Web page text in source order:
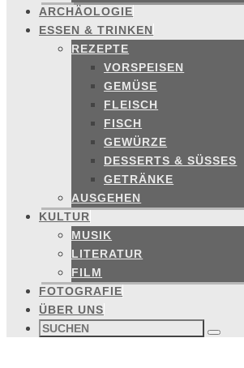
ARCHÄOLOGIE
ESSEN & TRINKEN
REZEPTE
VORSPEISEN
GEMÜSE
FLEISCH
FISCH
GEWÜRZE
DESSERTS & SÜSSES
GETRÄNKE
AUSGEHEN
KULTUR
MUSIK
LITERATUR
FILM
FOTOGRAFIE
ÜBER UNS
Suchen
nach: Suchen